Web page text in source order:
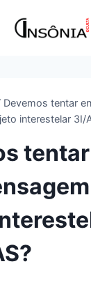
Devemos tentar
interestelar 3I/